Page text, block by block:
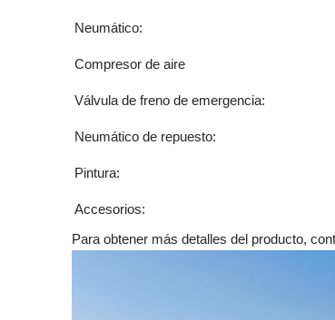
Neumático:
Compresor de aire
Válvula de freno de emergencia:
Neumático de repuesto:
Pintura:
Accesorios:
Para obtener más detalles del producto,